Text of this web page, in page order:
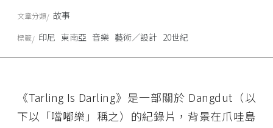
《Tarling Is Darling》是一部關於 Dangdut（以
下以「噹嘟樂」稱之）的紀錄片，背景在爪哇島
文章分類 故事
標籤 印尼 東南亞 音樂 藝術／設計 20世紀